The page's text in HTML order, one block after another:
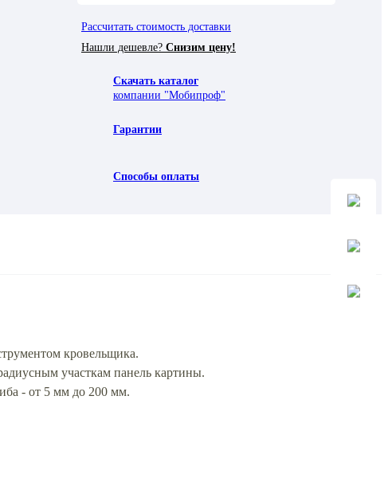
Рассчитать стоимость доставки
Нашли дешевле? Снизим цену!
Скачать каталог
компании "Мобипроф"
Гарантии
Способы оплаты
кровельщика.
участкам панель картины.
- от 5 мм до 200 мм.